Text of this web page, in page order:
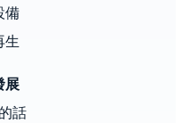
備
生
展
話